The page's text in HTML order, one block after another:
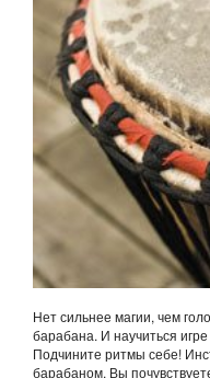
Нет сильнее магии, чем
барабана. И научиться
Подчините ритмы себе!
барабаном. Вы